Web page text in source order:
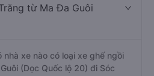
từ Ma Đa Guôi
nhà xe nào có loại xe ghế ngồi
(Dọc Quốc lộ 20) đi Sóc